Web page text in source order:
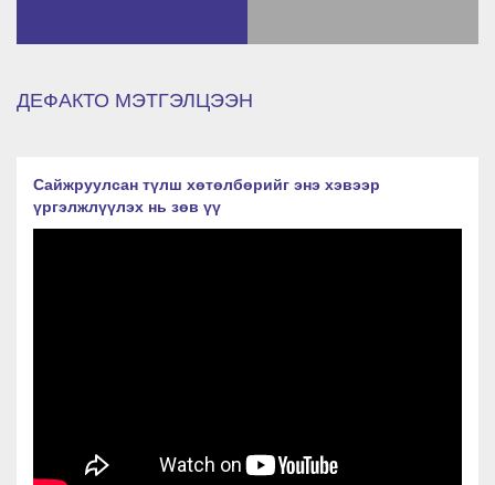
ДЕФАКТО МЭТГЭЛЦЭЭН
Сайжруулсан түлш хөтөлбөрийг энэ хэвээр
үргэлжлүүлэх нь зөв үү